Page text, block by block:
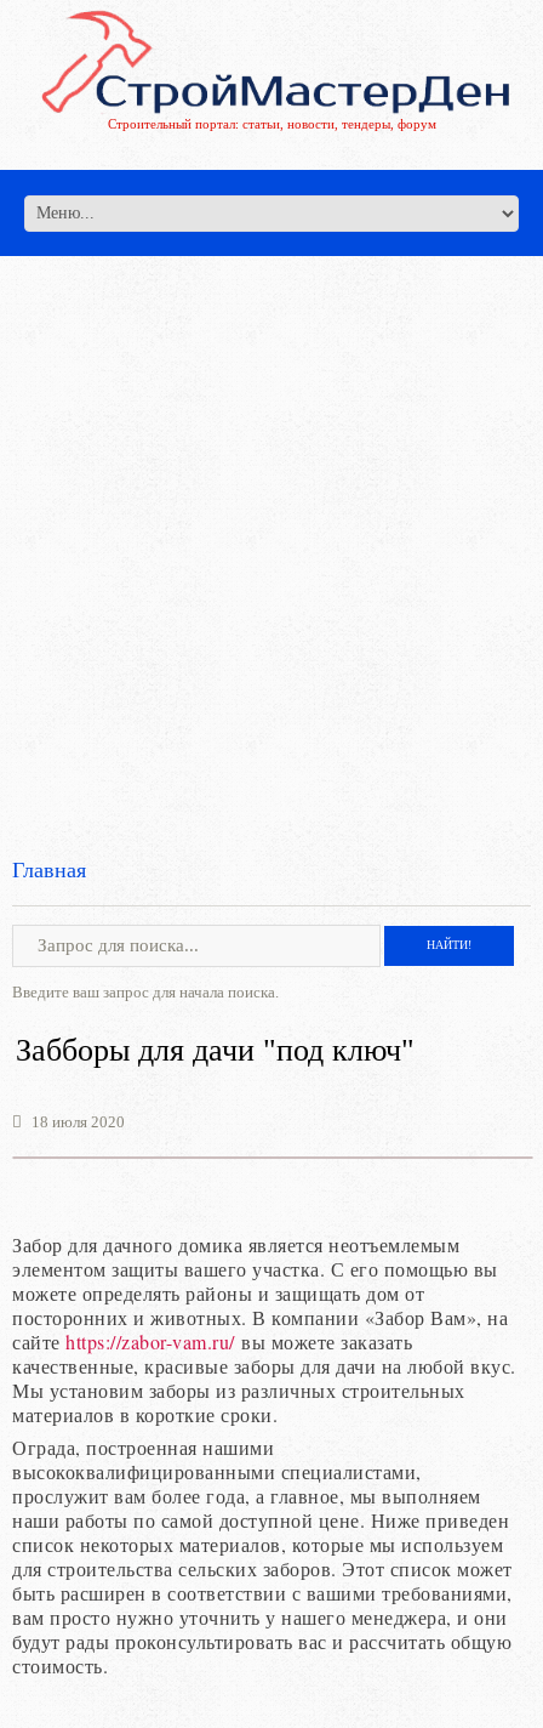
Строительный портал: статьи, новости, тендеры, форум
Главная
Введите ваш запрос для начала поиска.
Забборы для дачи "под ключ"
18 июля 2020
Забор для дачного домика является неотъемлемым
элементом защиты вашего участка. С его помощью вы
можете определять районы и защищать дом от
посторонних и животных. В компании «Забор Вам», на
сайте https://zabor-vam.ru/вы можете заказать
качественные, красивые заборы для дачи на любой вкус.
Мы установим заборы из различных строительных
материалов в короткие сроки.
Ограда, построенная нашими
высококвалифицированными специалистами,
прослужит вам более года, а главное, мы выполняем
наши работы по самой доступной цене. Ниже приведен
список некоторых материалов, которые мы используем
для строительства сельских заборов. Этот список может
быть расширен в соответствии с вашими требованиями,
вам просто нужно уточнить у нашего менеджера, и они
будут рады проконсультировать вас и рассчитать общую
стоимость.